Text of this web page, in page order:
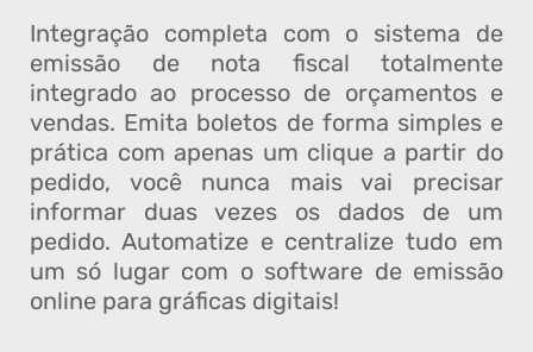
Integração completa com o sistema de
emissão de nota fiscal totalmente
integrado ao processo de orçamentos e
vendas. Emita boletos de forma simples e
prática com apenas um clique a partir do
pedido, você nunca mais vai precisar
informar duas vezes os dados de um
pedido. Automatize e centralize tudo em
um só lugar com o software de emissão
online para gráficas digitais!